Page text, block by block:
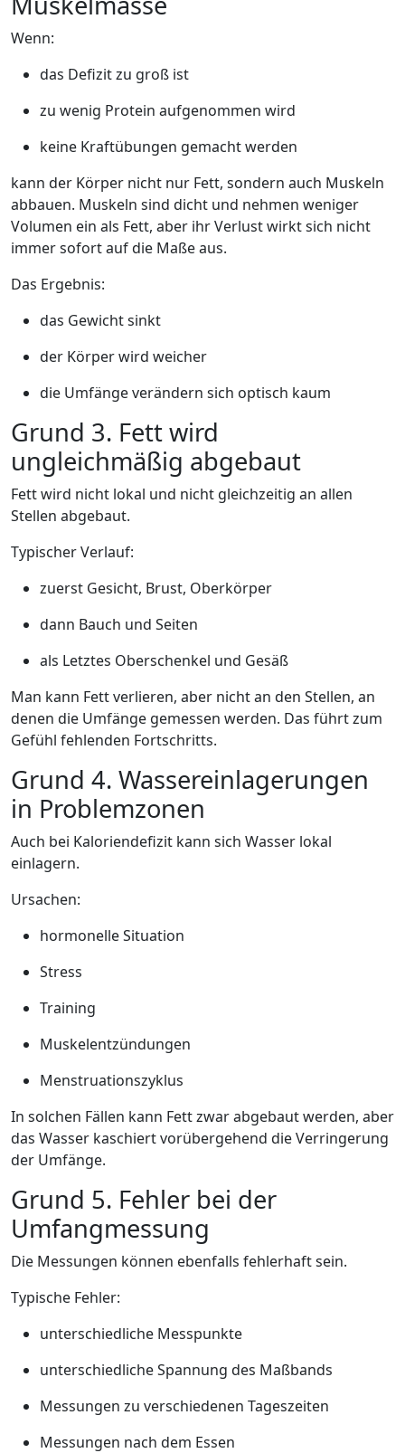
Wenn:
das Defizit zu groß ist
zu wenig Protein aufgenommen wird
keine Kraftübungen gemacht werden
kann der Körper nicht nur Fett, sondern auch Muskeln
abbauen. Muskeln sind dicht und nehmen weniger
Volumen ein als Fett, aber ihr Verlust wirkt sich nicht
immer sofort auf die Maße aus.
Das Ergebnis:
das Gewicht sinkt
der Körper wird weicher
die Umfänge verändern sich optisch kaum
Grund 3. Fett wird
ungleichmäßig abgebaut
Fett wird nicht lokal und nicht gleichzeitig an allen
Stellen abgebaut.
Typischer Verlauf:
zuerst Gesicht, Brust, Oberkörper
dann Bauch und Seiten
als Letztes Oberschenkel und Gesäß
Man kann Fett verlieren, aber nicht an den Stellen, an
denen die Umfänge gemessen werden. Das führt zum
Gefühl fehlenden Fortschritts.
Grund 4. Wassereinlagerungen
in Problemzonen
Auch bei Kaloriendefizit kann sich Wasser lokal
einlagern.
Ursachen:
hormonelle Situation
Stress
Training
Muskelentzündungen
Menstruationszyklus
In solchen Fällen kann Fett zwar abgebaut werden, aber
das Wasser kaschiert vorübergehend die Verringerung
der Umfänge.
Grund 5. Fehler bei der
Umfangmessung
Die Messungen können ebenfalls fehlerhaft sein.
Typische Fehler:
unterschiedliche Messpunkte
unterschiedliche Spannung des Maßbands
Messungen zu verschiedenen Tageszeiten
Messungen nach dem Essen